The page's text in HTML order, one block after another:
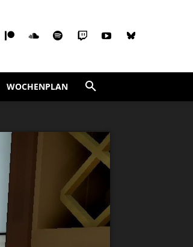
WOCHENPLAN